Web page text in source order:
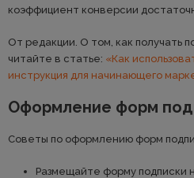
коэффициент конверсии
От редакции. О том, как получать
читайте в статье: «Как
инструкция для начинающего
Оформление форм
Советы по оформлению форм
Размещайте форму подписки